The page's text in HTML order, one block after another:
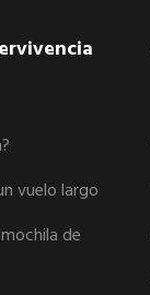
vuelo largo
de